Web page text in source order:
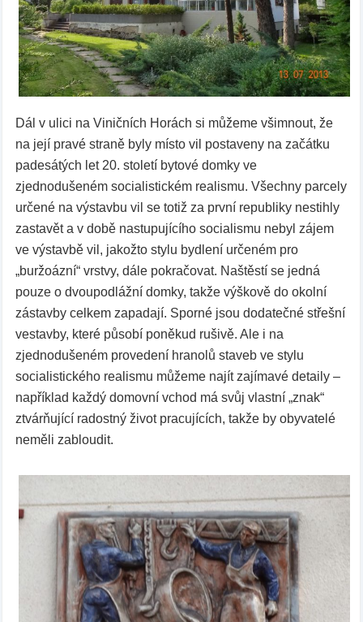
Dál v ulici na Viničních Horách si můžeme všimnout, že
na její pravé straně byly místo vil postaveny na začátku
padesátých let 20. století bytové domky ve
zjednodušeném socialistickém realismu. Všechny parcely
určené na výstavbu vil se totiž za první republiky nestihly
zastavět a v době nastupujícího socialismu nebyl zájem
ve výstavbě vil, jakožto stylu bydlení určeném pro
„buržoázní“ vrstvy, dále pokračovat. Naštěstí se jedná
pouze o dvoupodlážní domky, takže výškově do okolní
zástavby celkem zapadají. Sporné jsou dodatečné střešní
vestavby, které působí poněkud rušivě. Ale i na
zjednodušeném provedení hranolů staveb ve stylu
socialistického realismu můžeme najít zajímavé detaily –
například každý domovní vchod má svůj vlastní „znak“
ztvárňující radostný život pracujících, takže by obyvatelé
neměli zabloudit.